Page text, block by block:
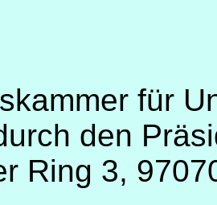
für
den
Ring 3,